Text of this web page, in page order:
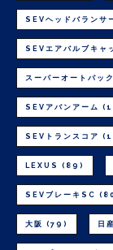
SEVヘッドバランサ
SEVエアバルブキャ
スーパーオートバッ
SEVアバンアーム
SEVトランスコア
LEXUS (89)
SEVブレーキSC
大阪 (79) 日産